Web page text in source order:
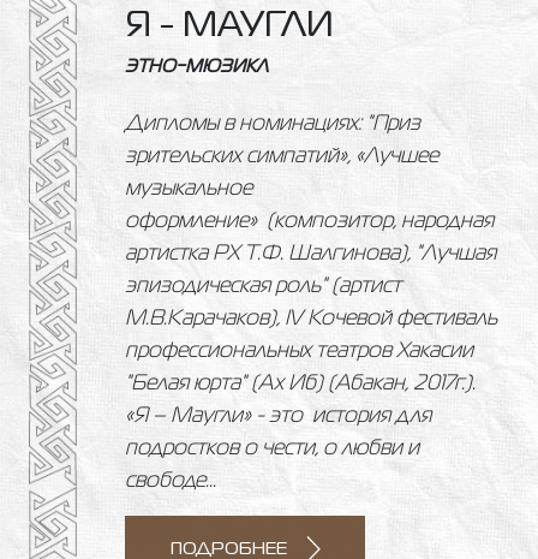
Я - МАУГЛИ
этно-мюзикл
Дипломы в номинациях: "Приз
зрительских симпатий», «Лучшее
музыкальное
оформление» (композитор, народная
артистка РХ Т.Ф. Шалгинова), "Лучшая
эпизодическая роль" (артист
М.В.Карачаков), IV Кочевой фестиваль
профессиональных театров Хакасии
"Белая юрта" (Ах Иб) (Абакан, 2017г.).
«Я – Маугли» - это история для
подростков о чести, о любви и
свободе...
ПОДРОБНЕЕ